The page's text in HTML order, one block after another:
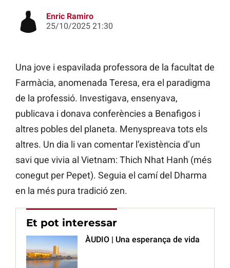
Enric Ramiro
25/10/2025 21:30
Una jove i espavilada professora de la facultat de
Farmàcia, anomenada Teresa, era el paradigma
de la professió. Investigava, ensenyava,
publicava i donava conferències a Benafigos i
altres pobles del planeta. Menyspreava tots els
altres. Un dia li van comentar l’existència d’un
savi que vivia al Vietnam: Thich Nhat Hanh (més
conegut per Pepet). Seguia el camí del Dharma
en la més pura tradició zen.
Et pot interessar
ÀUDIO | Una esperança de vida